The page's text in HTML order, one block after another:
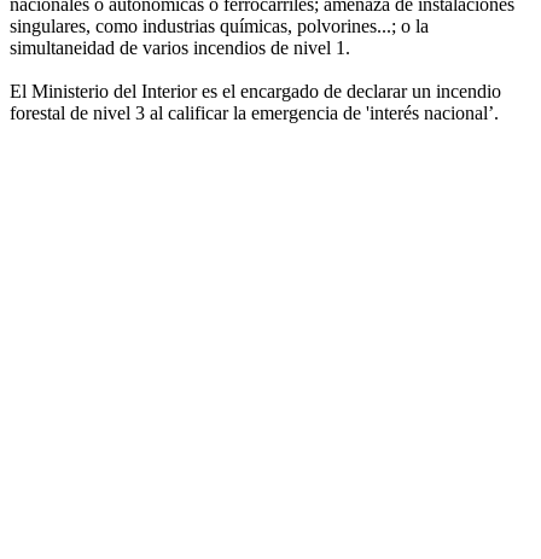
singulares, como industrias químicas, polvorines...; o la
simultaneidad de varios incendios de nivel 1.
El Ministerio del Interior es el encargado de declarar un incendio
forestal de nivel 3 al calificar la emergencia de 'interés nacional’.